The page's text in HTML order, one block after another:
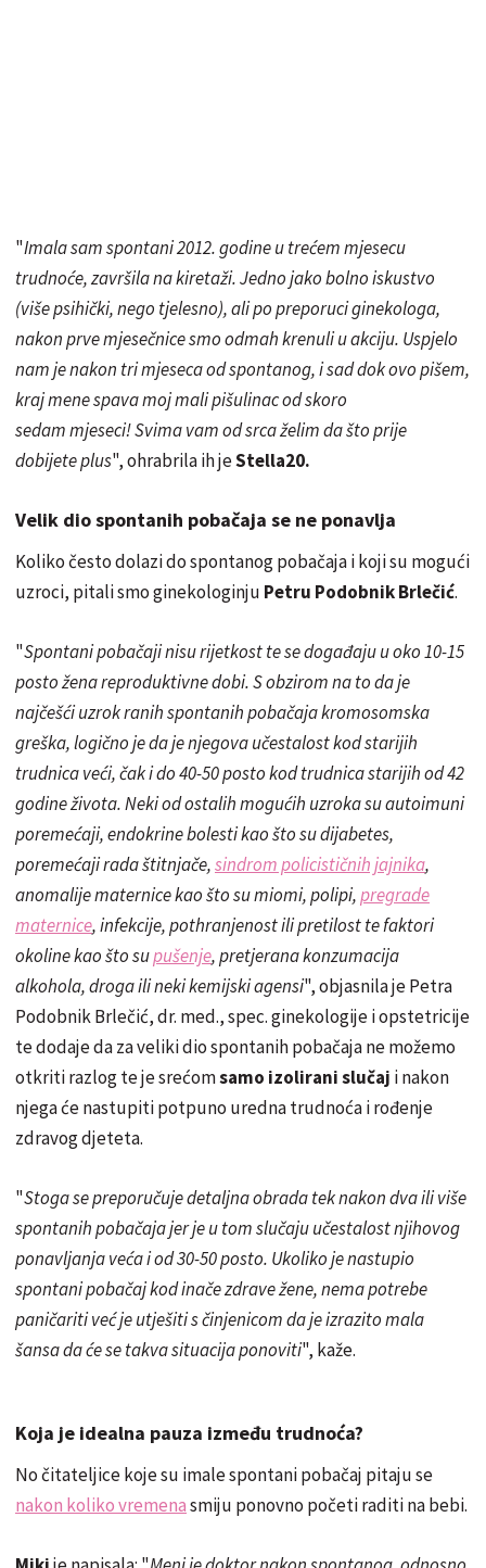
"Imala sam spontani 2012. godine u trećem mjesecu
trudnoće, završila na kiretaži. Jedno jako bolno iskustvo
(više psihički, nego tjelesno), ali po preporuci ginekologa,
nakon prve mjesečnice smo odmah krenuli u akciju. Uspjelo
nam je nakon tri mjeseca od spontanog, i sad dok ovo pišem,
kraj mene spava moj mali pišulinac od skoro
sedam mjeseci! Svima vam od srca želim da što prije
dobijete plus", ohrabrila ih jeStella20.
Velik dio spontanih pobačaja se ne ponavlja
Koliko često dolazi do spontanog pobačaja i koji su mogući
uzroci, pitali smo ginekologinju Petru Podobnik Brlečić.
"Spontani pobačaji nisu rijetkost te se događaju u oko 10-15
posto žena reproduktivne dobi. S obzirom na to da je
najčešći uzrok ranih spontanih pobačaja kromosomska
greška, logično je da je njegova učestalost kod starijih
trudnica veći, čak i do 40-50 posto kod trudnica starijih od 42
godine života. Neki od ostalih mogućih uzroka su autoimuni
poremećaji, endokrine bolesti kao što su dijabetes,
poremećaji rada štitnjače,sindrom policističnih jajnika,
anomalije maternice kao što su miomi, polipi,pregrade
maternice, infekcije, pothranjenost ili pretilost te faktori
okoline kao što supušenje, pretjerana konzumacija
alkohola, droga ili neki kemijski agensi", objasnila je Petra
Podobnik Brlečić, dr. med., spec. ginekologije i opstetricije
te dodaje da za veliki dio spontanih pobačaja ne možemo
otkriti razlog te je srećomsamo izolirani slučaj i nakon
njega će nastupiti potpuno uredna trudnoća i rođenje
zdravog djeteta.
"Stoga se preporučuje detaljna obrada tek nakon dva ili više
spontanih pobačaja jer je u tom slučaju učestalost njihovog
ponavljanja veća i od 30-50 posto. Ukoliko je nastupio
spontani pobačaj kod inače zdrave žene, nema potrebe
paničariti već je utješiti s činjenicom da je izrazito mala
šansa da će se takva situacija ponoviti", kaže.
Koja je idealna pauza između trudnoća?
No čitateljice koje su imale spontani pobačaj pitaju se
nakon koliko vremenasmiju ponovno početi raditi na bebi.